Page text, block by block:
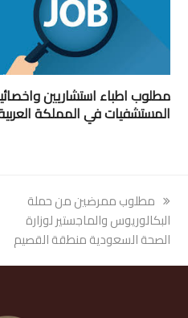
مطلوب اطباء استشاريين
المستشفيات في المملكة
previous
post:
مطلوب ممرضين من حملة
البكالوريوس والماجستير لوزارة
الصحة السعودية منطقة القصيم